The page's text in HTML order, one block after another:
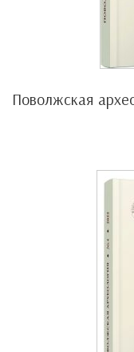
Поволжская